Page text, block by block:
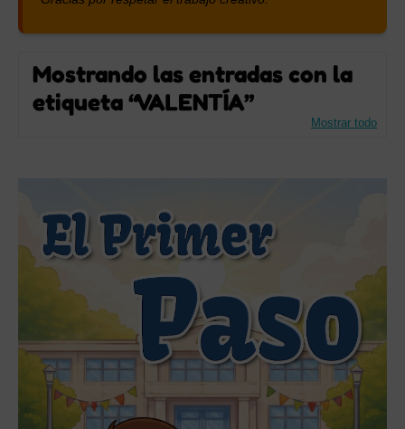
Mostrando las entradas con la
etiqueta VALENTÍA
Mostrar todo